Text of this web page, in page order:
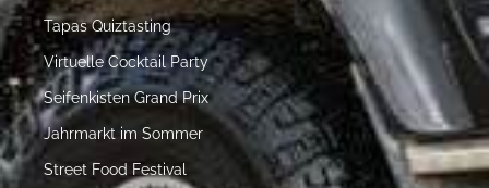
Tapas Quiztasting
Virtuelle Cocktail Party
Seifenkisten Grand Prix
Jahrmarkt im Sommer
Street Food Festival